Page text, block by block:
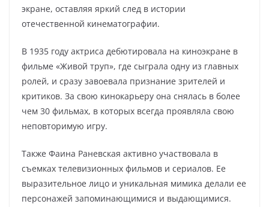
экране, оставляя яркий след в истории
отечественной кинематографии.
В 1935 году актриса дебютировала на киноэкране в
фильме «Живой труп», где сыграла одну из главных
ролей, и сразу завоевала признание зрителей и
критиков. За свою кинокарьеру она снялась в более
чем 30 фильмах, в которых всегда проявляла свою
неповторимую игру.
Также Фаина Раневская активно участвовала в
съемках телевизионных фильмов и сериалов. Ее
выразительное лицо и уникальная мимика делали ее
персонажей запоминающимися и выдающимися.